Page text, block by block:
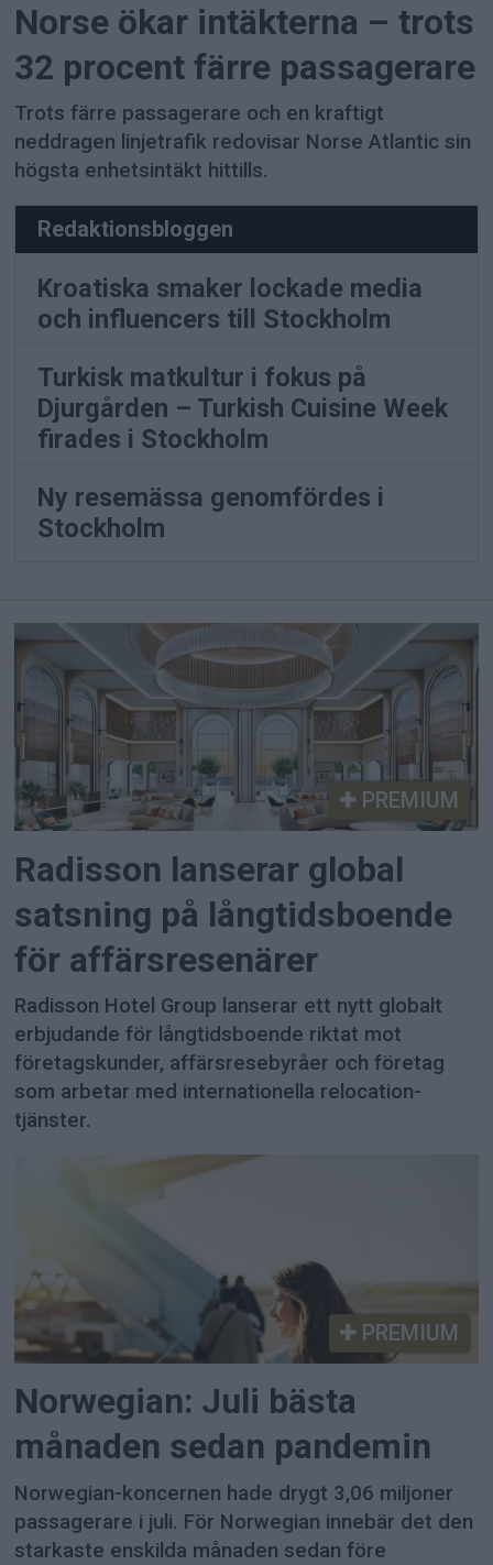
Norse ökar intäkterna – trots
32 procent färre passagerare
Trots färre passagerare och en kraftigt
neddragen linjetrafik redovisar Norse Atlantic sin
högsta enhetsintäkt hittills.
Redaktionsbloggen
Kroatiska smaker lockade media
och influencers till Stockholm
Turkisk matkultur i fokus på
Djurgården – Turkish Cuisine Week
firades i Stockholm
Ny resemässa genomfördes i
Stockholm
PREMIUM
Radisson lanserar global
satsning på långtidsboende
för affärsresenärer
Radisson Hotel Group lanserar ett nytt globalt
erbjudande för långtidsboende riktat mot
företagskunder, affärsresebyråer och företag
som arbetar med internationella relocation-
tjänster.
PREMIUM
Norwegian: Juli bästa
månaden sedan pandemin
Norwegian-koncernen hade drygt 3,06 miljoner
passagerare i juli. För Norwegian innebär det den
starkaste enskilda månaden sedan före